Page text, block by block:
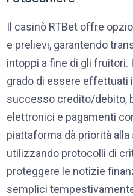
Il casinò RTBet offre
e prelievi, garantendo
intoppi a fine di gli
grado di essere effettuati
successo credito/debito,
elettronici e pagamenti
piattaforma dà priorità
utilizzando protocolli di
proteggere le notizie
semplici